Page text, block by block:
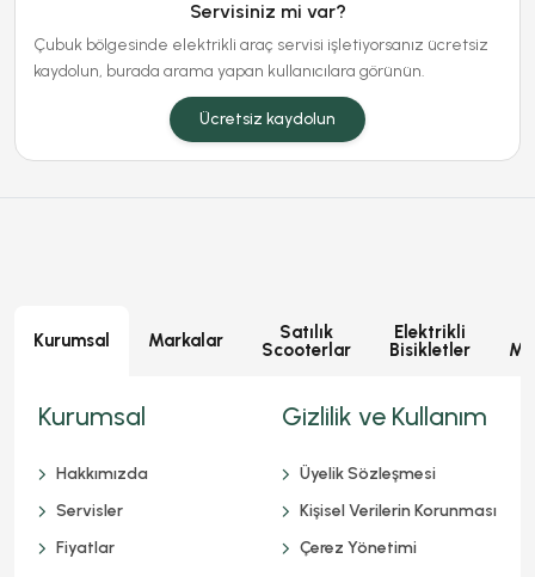
Servisiniz mi var?
Çubuk bölgesinde elektrikli araç servisi işletiyorsanız ücretsiz
kaydolun, burada arama yapan kullanıcılara görünün.
Ücretsiz kaydolun
Kurumsal Markalar
Satılık
Scooterlar
Elektrikli
Bisikletler
Kurumsal
Hakkımızda
Servisler
Fiyatlar
Gizlilik ve Kullanım
Üyelik Sözleşmesi
Kişisel Verilerin Korunması
Çerez Yönetimi